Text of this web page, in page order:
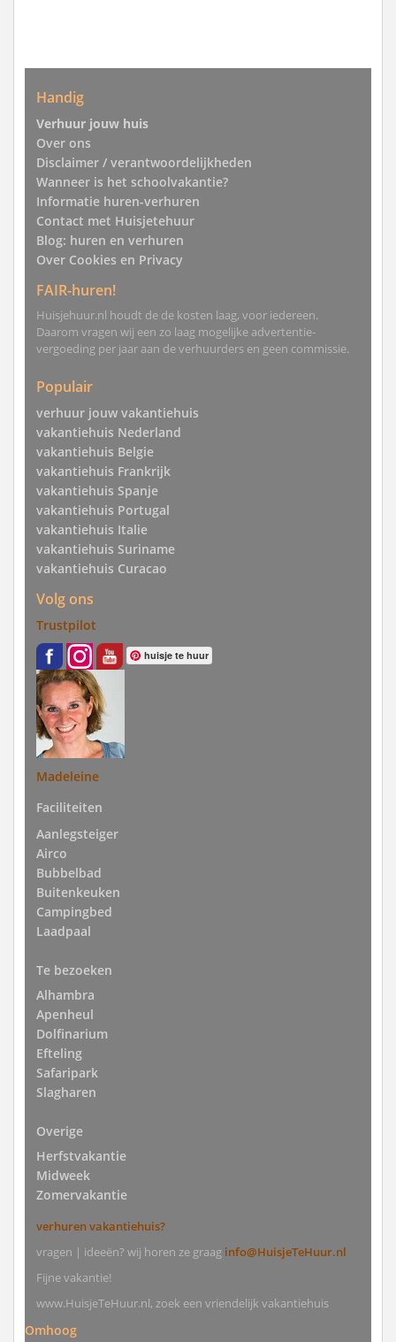
Handig
Verhuur jouw huis
Over ons
Disclaimer / verantwoordelijkheden
Wanneer is het schoolvakantie?
Informatie huren-verhuren
Contact met Huisjetehuur
Blog: huren en verhuren
Over Cookies en Privacy
FAIR-huren!
Huisjehuur.nl houdt de de kosten laag, voor iedereen.
Daarom vragen wij een zo laag mogelijke advertentie-
vergoeding per jaar aan de verhuurders en geen commissie.
Populair
verhuur jouw vakantiehuis
vakantiehuis Nederland
vakantiehuis Belgie
vakantiehuis Frankrijk
vakantiehuis Spanje
vakantiehuis Portugal
vakantiehuis Italie
vakantiehuis Suriname
vakantiehuis Curacao
Volg ons
Trustpilot
huisje te huur
Madeleine
Faciliteiten
Aanlegsteiger
Airco
Bubbelbad
Buitenkeuken
Campingbed
Laadpaal
Te bezoeken
Alhambra
Apenheul
Dolfinarium
Efteling
Safaripark
Slagharen
Overige
Herfstvakantie
Midweek
Zomervakantie
verhuren vakantiehuis?
vragen | ideeën? wij horen ze graag info@HuisjeTeHuur.nl
Fijne vakantie!
www.HuisjeTeHuur.nl, zoek een vriendelijk vakantiehuis
Omhoog